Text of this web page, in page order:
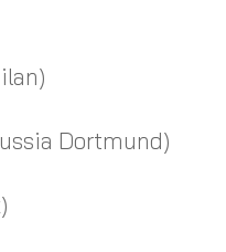
Dortmund)